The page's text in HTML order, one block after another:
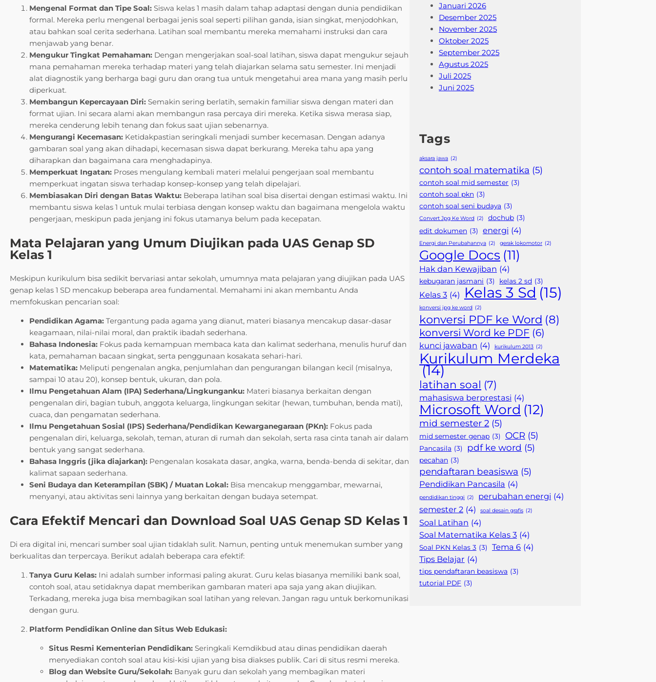
Mengenal Format dan Tipe Soal: Siswa kelas 1 masih dalam tahap adaptasi dengan dunia pendidikan
formal. Mereka perlu mengenal berbagai jenis soal seperti pilihan ganda, isian singkat, menjodohkan,
atau bahkan soal cerita sederhana. Latihan soal membantu mereka memahami instruksi dan cara
menjawab yang benar.
Mengukur Tingkat Pemahaman: Dengan mengerjakan soal-soal latihan, siswa dapat mengukur sejauh
mana pemahaman mereka terhadap materi yang telah diajarkan selama satu semester. Ini menjadi
alat diagnostik yang berharga bagi guru dan orang tua untuk mengetahui area mana yang masih perlu
diperkuat.
Membangun Kepercayaan Diri: Semakin sering berlatih, semakin familiar siswa dengan materi dan
format ujian. Ini secara alami akan membangun rasa percaya diri mereka. Ketika siswa merasa siap,
mereka cenderung lebih tenang dan fokus saat ujian sebenarnya.
Mengurangi Kecemasan: Ketidakpastian seringkali menjadi sumber kecemasan. Dengan adanya
gambaran soal yang akan dihadapi, kecemasan siswa dapat berkurang. Mereka tahu apa yang
diharapkan dan bagaimana cara menghadapinya.
Memperkuat Ingatan: Proses mengulang kembali materi melalui pengerjaan soal membantu
memperkuat ingatan siswa terhadap konsep-konsep yang telah dipelajari.
Membiasakan Diri dengan Batas Waktu: Beberapa latihan soal bisa disertai dengan estimasi waktu. Ini
membantu siswa kelas 1 untuk mulai terbiasa dengan konsep waktu dan bagaimana mengelola waktu
pengerjaan, meskipun pada jenjang ini fokus utamanya belum pada kecepatan.
Mata Pelajaran yang Umum Diujikan pada UAS Genap SD
Kelas 1
Meskipun kurikulum bisa sedikit bervariasi antar sekolah, umumnya mata pelajaran yang diujikan pada UAS
genap kelas 1 SD mencakup beberapa area fundamental. Memahami ini akan membantu Anda
memfokuskan pencarian soal:
Pendidikan Agama: Tergantung pada agama yang dianut, materi biasanya mencakup dasar-dasar
keagamaan, nilai-nilai moral, dan praktik ibadah sederhana.
Bahasa Indonesia: Fokus pada kemampuan membaca kata dan kalimat sederhana, menulis huruf dan
kata, pemahaman bacaan singkat, serta penggunaan kosakata sehari-hari.
Matematika: Meliputi pengenalan angka, penjumlahan dan pengurangan bilangan kecil (misalnya,
sampai 10 atau 20), konsep bentuk, ukuran, dan pola.
Ilmu Pengetahuan Alam (IPA) Sederhana/Lingkunganku: Materi biasanya berkaitan dengan
pengenalan diri, bagian tubuh, anggota keluarga, lingkungan sekitar (hewan, tumbuhan, benda mati),
cuaca, dan pengamatan sederhana.
Ilmu Pengetahuan Sosial (IPS) Sederhana/Pendidikan Kewarganegaraan (PKn): Fokus pada
pengenalan diri, keluarga, sekolah, teman, aturan di rumah dan sekolah, serta rasa cinta tanah air dalam
bentuk yang sangat sederhana.
Bahasa Inggris (jika diajarkan): Pengenalan kosakata dasar, angka, warna, benda-benda di sekitar, dan
kalimat sapaan sederhana.
Seni Budaya dan Keterampilan (SBK) / Muatan Lokal: Bisa mencakup menggambar, mewarnai,
menyanyi, atau aktivitas seni lainnya yang berkaitan dengan budaya setempat.
Cara Efektif Mencari dan Download Soal UAS Genap SD Kelas 1
Di era digital ini, mencari sumber soal ujian tidaklah sulit. Namun, penting untuk menemukan sumber yang
berkualitas dan terpercaya. Berikut adalah beberapa cara efektif:
Tanya Guru Kelas: Ini adalah sumber informasi paling akurat. Guru kelas biasanya memiliki bank soal,
contoh soal, atau setidaknya dapat memberikan gambaran materi apa saja yang akan diujikan.
Terkadang, mereka juga bisa membagikan soal latihan yang relevan. Jangan ragu untuk berkomunikasi
dengan guru.
Platform Pendidikan Online dan Situs Web Edukasi:
Situs Resmi Kementerian Pendidikan: Seringkali Kemdikbud atau dinas pendidikan daerah
menyediakan contoh soal atau kisi-kisi ujian yang bisa diakses publik. Cari di situs resmi mereka.
Blog dan Website Guru/Sekolah: Banyak guru dan sekolah yang membagikan materi
Januari 2026
Desember 2025
November 2025
Oktober 2025
September 2025
Agustus 2025
Juli 2025
Juni 2025
Tags
aksara jawa (2)
contoh soal matematika (5)
contoh soal mid semester (3)
contoh soal pkn (3)
contoh soal seni budaya (3)
Convert Jpg Ke Word (2) dochub (3)
edit dokumen (3) energi (4)
Energi dan Perubahannya (2) gerak lokomotor (2)
Google Docs (11)
Hak dan Kewajiban (4)
kebugaran jasmani (3) kelas 2 sd (3)
Kelas 3 (4) Kelas 3 Sd (15)
konversi jpg ke word (2)
konversi PDF ke Word (8)
konversi Word ke PDF (6)
kunci jawaban (4) kurikulum 2013 (2)
Kurikulum Merdeka
(14)
latihan soal (7)
mahasiswa berprestasi (4)
Microsoft Word (12)
mid semester 2 (5)
mid semester genap (3) OCR (5)
Pancasila (3) pdf ke word (5)
pecahan (3)
pendaftaran beasiswa (5)
Pendidikan Pancasila (4)
pendidikan tinggi (2) perubahan energi (4)
semester 2 (4) soal desain grafis (2)
Soal Latihan (4)
Soal Matematika Kelas 3 (4)
Soal PKN Kelas 3 (3) Tema 6 (4)
Tips Belajar (4)
tips pendaftaran beasiswa (3)
tutorial PDF (3)